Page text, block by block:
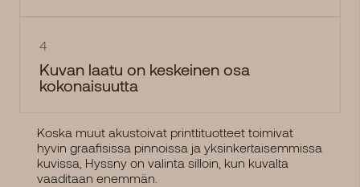
4
Kuvan laatu on keskeinen osa
kokonaisuutta
Koska muut akustoivat printtituotteet toimivat
hyvin graafisissa pinnoissa ja yksinkertaisemmissa
kuvissa, Hyssny on valinta silloin, kun kuvalta
vaaditaan enemmän.